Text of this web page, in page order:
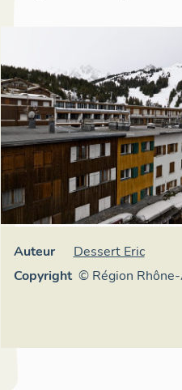
Auteur
Dessert Eric
Copyright © Région